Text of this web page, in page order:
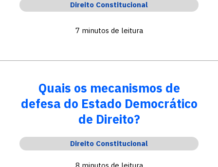
Direito Constitucional
7 minutos de leitura
Quais os mecanismos de
defesa do Estado Democrático
de Direito?
Direito Constitucional